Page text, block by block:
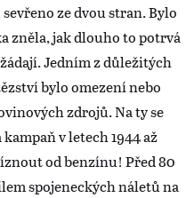
ze dvou stran. Bylo
zněla, jak dlouho to potrvá
Jedním z důležitých
bylo omezení nebo
zdrojů. Na ty se
v letech 1944 až
od benzínu! Před 80
spojeneckých náletů na